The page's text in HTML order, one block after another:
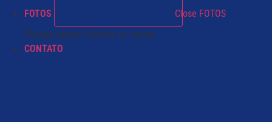
FOTOS Close FOTOS
Please select listing to show.
CONTATO